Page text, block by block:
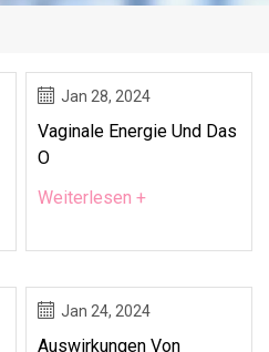
Jan 28, 2024
Vaginale Energie Und Das
O
Weiterlesen +
Jan 24, 2024
Auswirkungen Von